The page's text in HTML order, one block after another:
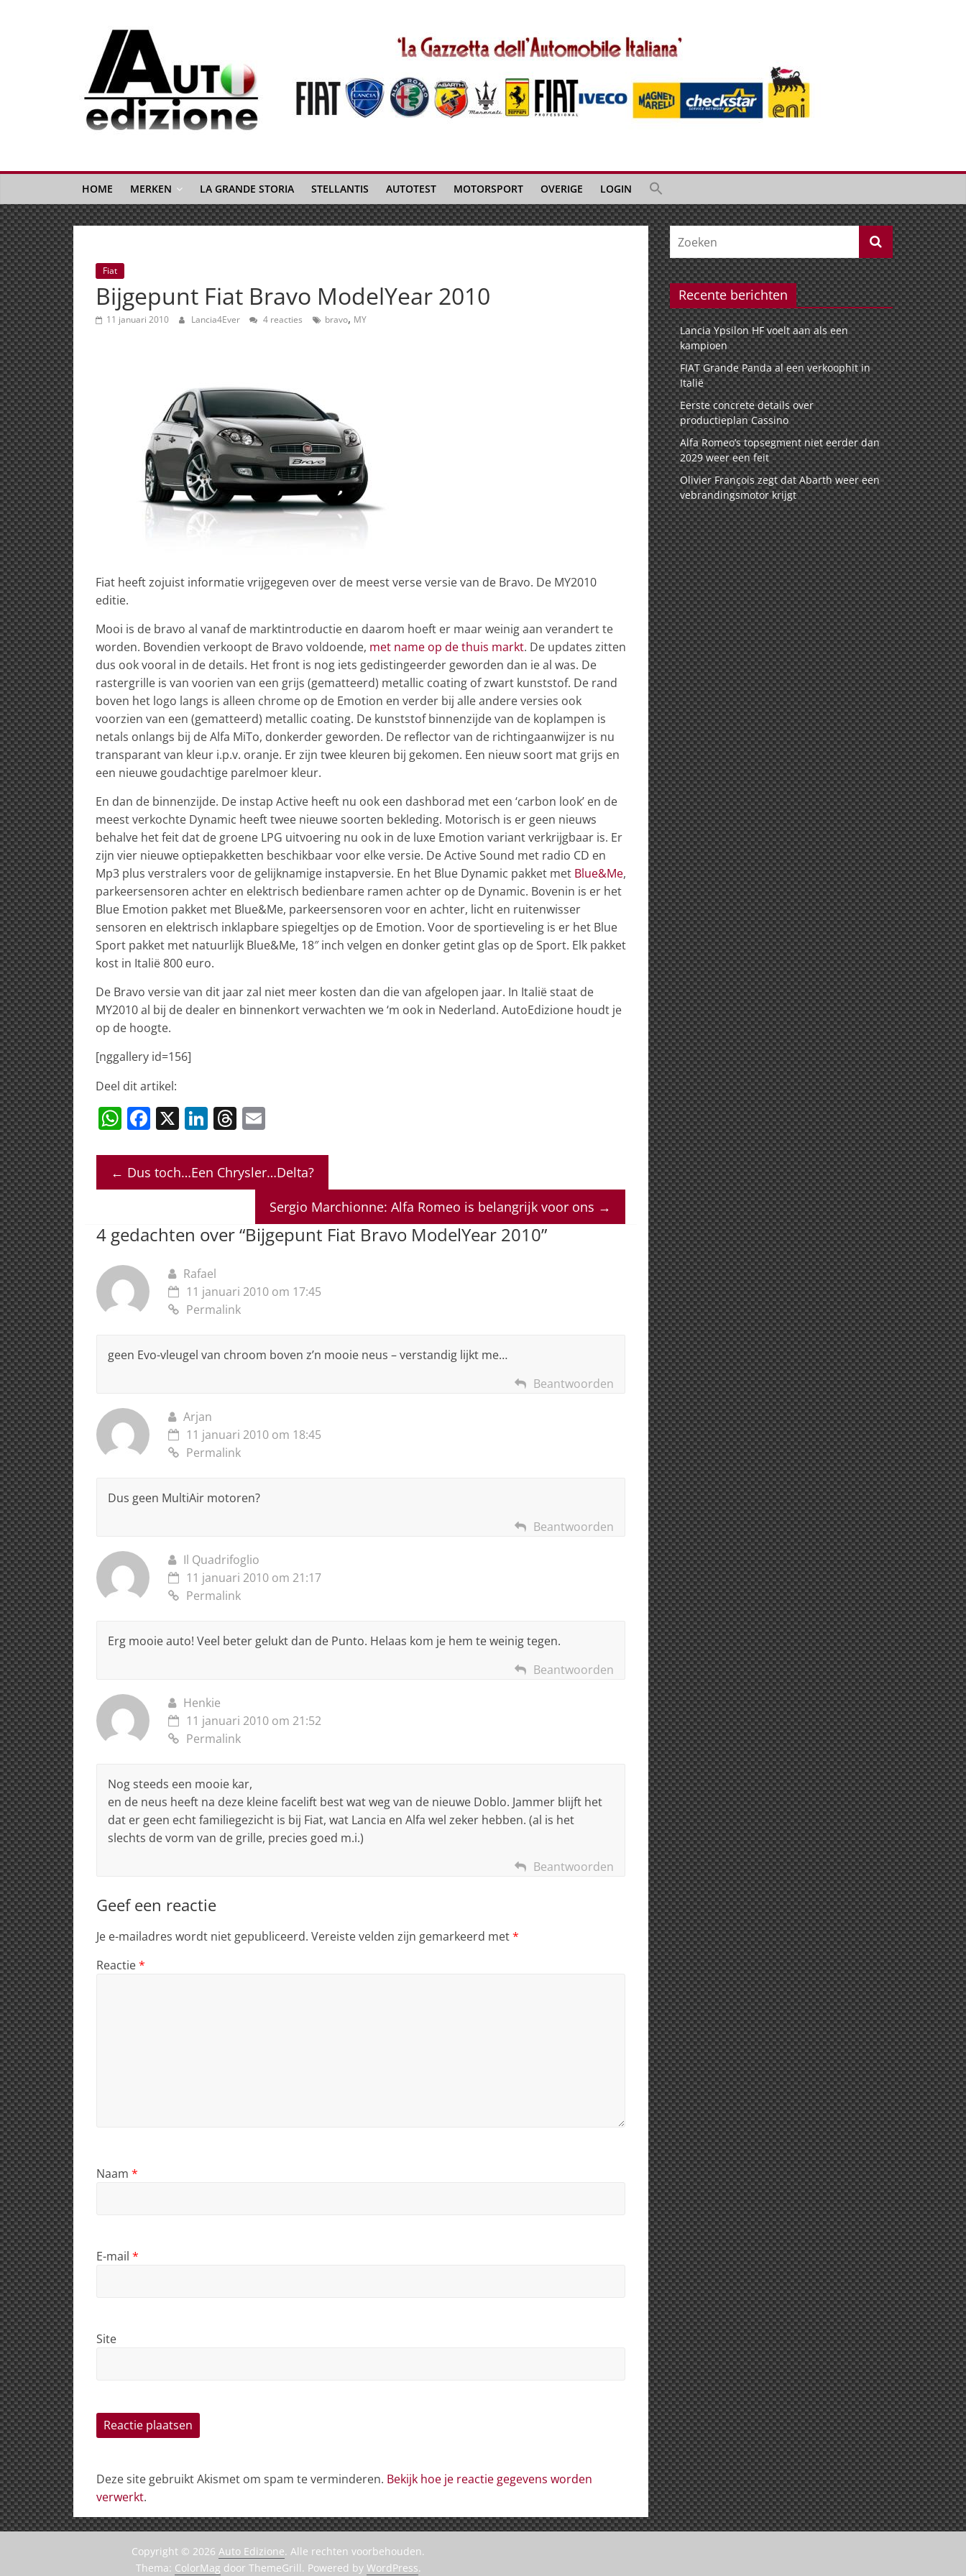
Auto
Edizione
La
Gazetta
dell'Automobile
Italiana
|
Italiaans
autonieuws
&
lifestyle
HOME MERKEN LA GRANDE STORIA STELLANTIS AUTOTEST MOTORSPORT OVERIGE LOGIN
Fiat
Bijgepunt Fiat Bravo ModelYear 2010
11 januari 2010 Lancia4Ever 4 reacties bravo, MY
Fiat heeft zojuist informatie vrijgegeven over de meest verse versie van de Bravo. De MY2010
editie.
Mooi is de bravo al vanaf de marktintroductie en daarom hoeft er maar weinig aan verandert te
worden. Bovendien verkoopt de Bravo voldoende, met name op de thuis markt. De updates zitten
dus ook vooral in de details. Het front is nog iets gedistingeerder geworden dan ie al was. De
rastergrille is van voorien van een grijs (gematteerd) metallic coating of zwart kunststof. De rand
boven het logo langs is alleen chrome op de Emotion en verder bij alle andere versies ook
voorzien van een (gematteerd) metallic coating. De kunststof binnenzijde van de koplampen is
netals onlangs bij de Alfa MiTo, donkerder geworden. De reflector van de richtingaanwijzer is nu
transparant van kleur i.p.v. oranje. Er zijn twee kleuren bij gekomen. Een nieuw soort mat grijs en
een nieuwe goudachtige parelmoer kleur.
En dan de binnenzijde. De instap Active heeft nu ook een dashborad met een ‘carbon look’ en de
meest verkochte Dynamic heeft twee nieuwe soorten bekleding. Motorisch is er geen nieuws
behalve het feit dat de groene LPG uitvoering nu ook in de luxe Emotion variant verkrijgbaar is. Er
zijn vier nieuwe optiepakketten beschikbaar voor elke versie. De Active Sound met radio CD en
Mp3 plus verstralers voor de gelijknamige instapversie. En het Blue Dynamic pakket met Blue&Me,
parkeersensoren achter en elektrisch bedienbare ramen achter op de Dynamic. Bovenin is er het
Blue Emotion pakket met Blue&Me, parkeersensoren voor en achter, licht en ruitenwisser
sensoren en elektrisch inklapbare spiegeltjes op de Emotion. Voor de sportieveling is er het Blue
Sport pakket met natuurlijk Blue&Me, 18″ inch velgen en donker getint glas op de Sport. Elk pakket
kost in Italië 800 euro.
De Bravo versie van dit jaar zal niet meer kosten dan die van afgelopen jaar. In Italië staat de
MY2010 al bij de dealer en binnenkort verwachten we ‘m ook in Nederland. AutoEdizione houdt je
op de hoogte.
[nggallery id=156]
Deel dit artikel:
W
at
s
p
F
c
e
o
X Li
k
e
n
T
re
a
s
ai
l
← Dus toch…Een Chrysler…Delta?
Sergio Marchionne: Alfa Romeo is belangrijk voor ons →
4 gedachten over “Bijgepunt Fiat Bravo ModelYear 2010”
Rafael
11 januari 2010 om 17:45
Permalink
geen Evo-vleugel van chroom boven z’n mooie neus – verstandig lijkt me…
Beantwoorden
Arjan
11 januari 2010 om 18:45
Permalink
Dus geen MultiAir motoren?
Beantwoorden
Il Quadrifoglio
11 januari 2010 om 21:17
Permalink
Erg mooie auto! Veel beter gelukt dan de Punto. Helaas kom je hem te weinig tegen.
Beantwoorden
Henkie
11 januari 2010 om 21:52
Permalink
Nog steeds een mooie kar,
en de neus heeft na deze kleine facelift best wat weg van de nieuwe Doblo. Jammer blijft het
dat er geen echt familiegezicht is bij Fiat, wat Lancia en Alfa wel zeker hebben. (al is het
slechts de vorm van de grille, precies goed m.i.)
Beantwoorden
Geef een reactie
Je e-mailadres wordt niet gepubliceerd. Vereiste velden zijn gemarkeerd met*
Reactie*
Naam *
E-mail *
Site
Deze site gebruikt Akismet om spam te verminderen. Bekijk hoe je reactie gegevens worden
verwerkt.
Recente berichten
Lancia Ypsilon HF voelt aan als een
kampioen
FIAT Grande Panda al een verkoophit in
Italië
Eerste concrete details over
productieplan Cassino
Alfa Romeo’s topsegment niet eerder dan
2029 weer een feit
Olivier François zegt dat Abarth weer een
vebrandingsmotor krijgt
Copyright © 2026 Auto Edizione. Alle rechten voorbehouden.
Thema: ColorMag door ThemeGrill. Powered by WordPress.